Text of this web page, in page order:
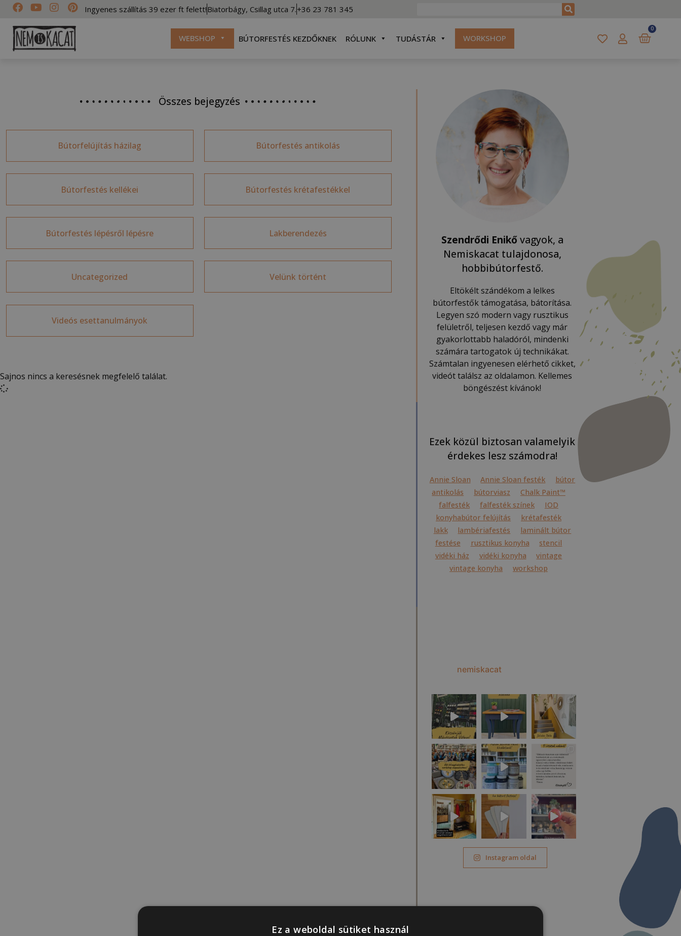
Ingyenes szállítás 39 ezer ft felett!Biatorbágy, Csillag utca 7.+36 23 781 345
WEBSHOP BÚTORFESTÉS KEZDŐKNEK RÓLUNK TUDÁSTÁR WORKSHOP
0
Összes bejegyzés
Bútorfelújítás házilag Bútorfestés antikolás
Bútorfestés kellékei Bútorfestés krétafestékkel
Bútorfestés lépésről lépésre Lakberendezés
Uncategorized Velünk történt
Videós esettanulmányok
Sajnos nincs a keresésnek megfelelő találat.
Szendrődi Enikővagyok, a
Nemiskacat tulajdonosa,
hobbibútorfestő.
Eltökélt szándékom a lelkes
bútorfestők támogatása, bátorítása.
Legyen szó modern vagy rusztikus
felületről, teljesen kezdő vagy már
gyakorlottabb haladóról, mindenki
számára tartogatok új technikákat.
Számtalan ingyenesen elérhető cikket,
videót találsz az oldalamon. Kellemes
böngészést kívánok!
Ezek közül biztosan valamelyik
érdekes lesz számodra!
Annie Sloan Annie Sloan festék
bútor
antikolás
bútorviasz
Chalk Paint™
falfesték
falfesték színek
IOD
konyhabútor felújítás
krétafesték
lakk
lambériafestés
laminált bútor
festése
rusztikus konyha
stencil
vidéki ház
vidéki konyha
vintage
vintage konyha
workshop
nemiskacat
Instagram oldal
Ez a weboldal sütiket használ